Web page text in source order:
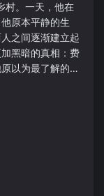
村。一天，他在
原本平静的生
之间逐渐建立起
黑暗的真相：费
以为最了解的